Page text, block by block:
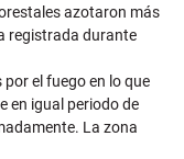
azotaron más
registrada durante
el fuego en lo que
en igual periodo de
La zona